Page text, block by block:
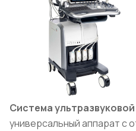
Система
универсальный аппарат с